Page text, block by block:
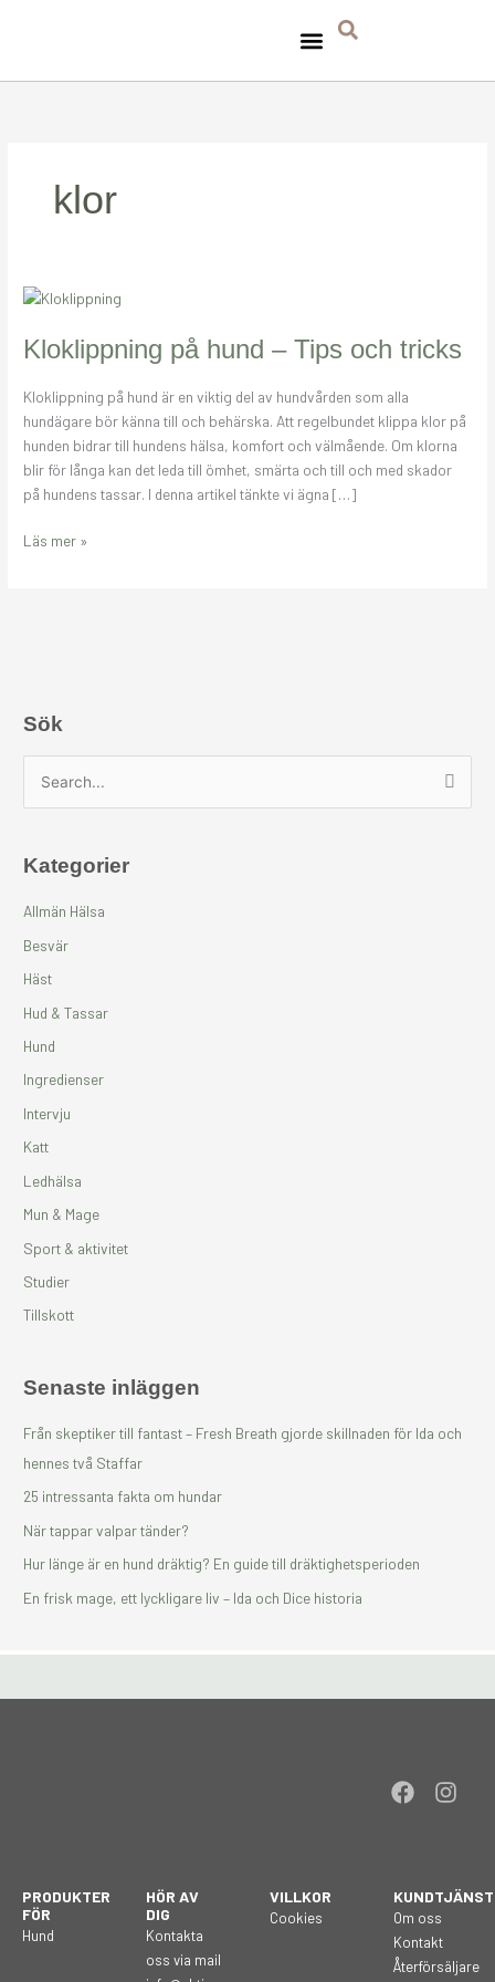
klor
Kloklippning på hund – Tips och tricks
Kloklippning på hund är en viktig del av hundvården som alla
hundägare bör känna till och behärska. Att regelbundet klippa klor på
hunden bidrar till hundens hälsa, komfort och välmående. Om klorna
blir för långa kan det leda till ömhet, smärta och till och med skador
på hundens tassar. I denna artikel tänkte vi ägna […]
Kloklippning
hund
Tips
och
tricks
Läs mer »
Sök
e
f
:
Kategorier
Allmän Hälsa
Besvär
Häst
Hud & Tassar
Hund
Ingredienser
Intervju
Katt
Ledhälsa
Mun & Mage
Sport & aktivitet
Studier
Tillskott
Senaste inläggen
Från skeptiker till fantast – Fresh Breath gjorde skillnaden för Ida och
hennes två Staffar
25 intressanta fakta om hundar
När tappar valpar tänder?
Hur länge är en hund dräktig? En guide till dräktighetsperioden
En frisk mage, ett lyckligare liv – Ida och Dice historia
F
a
o
o
k
I
n
g
m
PRODUKTER
FÖR
Hund
HÖR AV
DIG
Kontakta
oss via mail
VILLKOR
Cookies
KUNDTJÄNST
Om oss
Kontakt
Återförsäljare